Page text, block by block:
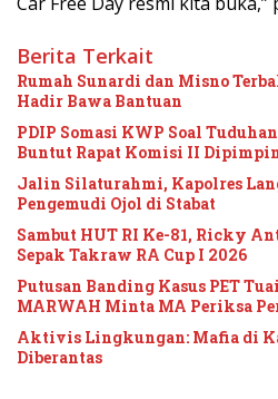
Berita Terkait
Rumah Sunardi dan Misno
Hadir Bawa Bantuan
PDIP Somasi KWP Soal
Buntut Rapat Komisi II
Jalin Silaturahmi, Kapolres
Pengemudi Ojol di Stabat
Sambut HUT RI Ke-81, Ricky
Sepak Takraw RA Cup I 2026
Putusan Banding Kasus PET
MARWAH Minta MA Periksa
Aktivis Lingkungan: Mafia di
Diberantas